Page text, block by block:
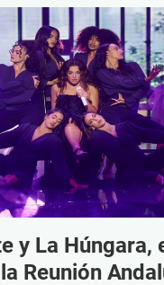
y La Húngara,
Reunión